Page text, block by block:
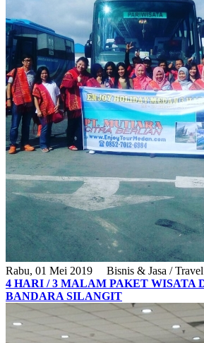
Rabu, 01 Mei 2019 Bisnis & Jasa /
4 HARI / 3 MALAM PAKET WISATA
BANDARA SILANGIT